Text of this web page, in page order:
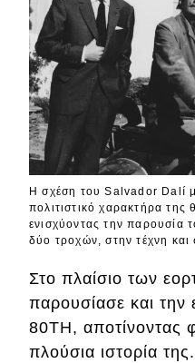
Η σχέση του Salvador Dalí
πολιτιστικό χαρακτήρα
ενισχύοντας την παρουσία
δύο τροχών, στην τέχνη
Στο πλαίσιο των
παρουσίασε και την
80TH, αποτίνοντας
πλούσια ιστορία της.